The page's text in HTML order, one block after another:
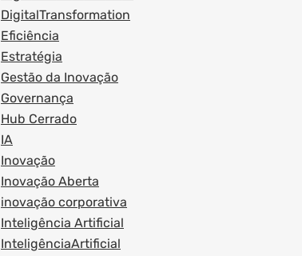
DigitalTransformation
Eficiência
Estratégia
Gestão da Inovação
Governança
Hub Cerrado
IA
Inovação
Inovação Aberta
inovação corporativa
Inteligência Artificial
InteligênciaArtificial